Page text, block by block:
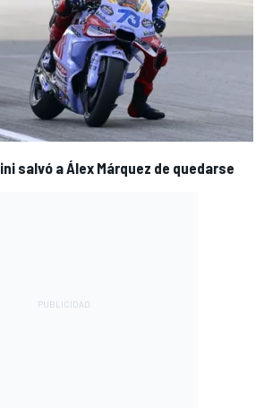
salvó a Álex Márquez de quedarse